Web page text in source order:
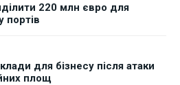
220 млн євро для
портів
для бізнесу після атаки
площ